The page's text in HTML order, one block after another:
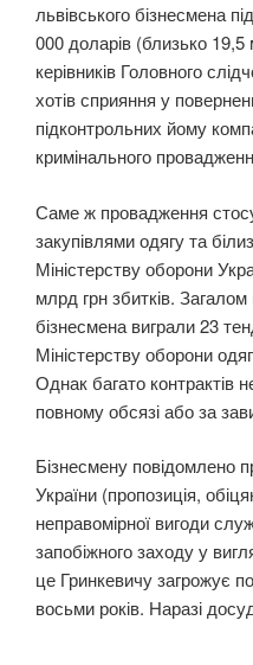
львівського бізнесмена
000 доларів (близько
керівників Головного
хотів сприяння у
підконтрольних йому
кримінального
Саме ж провадження
закупівлями одягу та
Міністерству оборони
млрд грн збитків. Загалом
бізнесмена виграли 23
Міністерству оборони
Однак багато контрактів
повному обсязі або за
Бізнесмену повідомлено
України (пропозиція,
неправомірної вигоди
запобіжного заходу у
це Гринкевичу загрожує
восьми років. Наразі